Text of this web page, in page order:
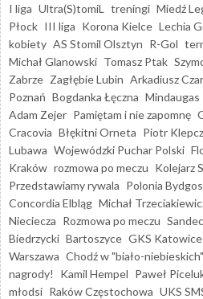
I liga Ultra(S)tomiL treningi Miedź
Płock III liga Korona Kielce Lechia
kobiety AS Stomil Olsztyn R-Gol
Michał Glanowski Tomasz Ptak
Zabrze Zagłębie Lubin Arkadiusz
Poznań Bogdanka Łęczna Mindaugas
Adam Zejer Pamiętam i nie zapomnę
Cracovia Błękitni Orneta Piotr
Lubawa Wojewódzki Puchar Polski
Kraków rozmowa po meczu Kolejarz
Przedstawiamy rywala Polonia
Concordia Elbląg Michał
Nieciecza Rozmowa po meczu
Biedrzycki Bartoszyce GKS Katowice
Warszawa Chodź w "biało-
nagrody!
Kamil Hempel Paweł
młodsi Raków Częstochowa UKS